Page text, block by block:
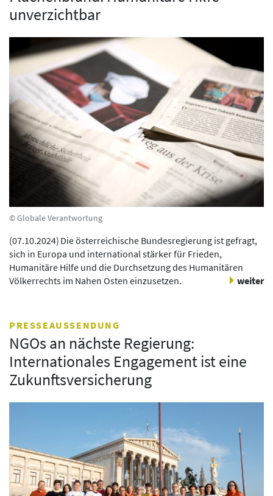
unverzichtbar
© Globale Verantwortung
(07.10.2024) Die österreichische Bundesregierung ist gefragt,
sich in Europa und international stärker für Frieden,
Humanitäre Hilfe und die Durchsetzung des Humanitären
Völkerrechts im Nahen Osten einzusetzen.
weiter
PRESSEAUSSENDUNG
NGOs an nächste Regierung:
Internationales Engagement ist eine
Zukunftsversicherung